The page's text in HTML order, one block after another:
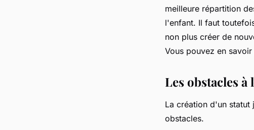
meilleure répartition
l'enfant. Il faut
non plus créer de
Vous pouvez en savoir
Les obstacles
La création d'un statut
obstacles.